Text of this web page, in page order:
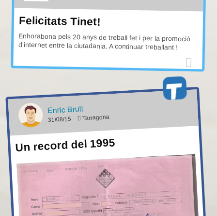
Felicitats Tinet!
Enhorabona pels 20 anys de treball fet i per la promoció
d'internet entre la ciutadania. A continuar treballant !
Enric Brull
31/08/15 Tarragona
Un record del 1995